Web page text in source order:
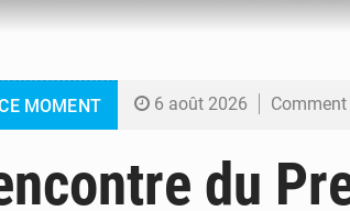
MOMENT 6 août 2026 Comment
6 août 2026 Shadary et
du